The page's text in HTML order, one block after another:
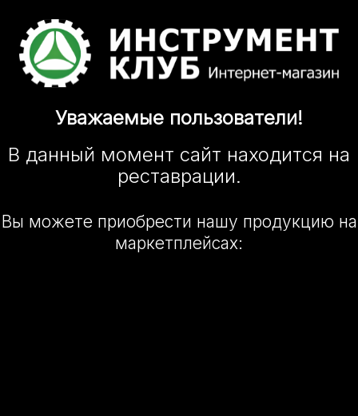
Уважаемые пользователи!
В данный момент сайт находится на
реставрации.
Вы можете приобрести нашу продукцию на
маркетплейсах: